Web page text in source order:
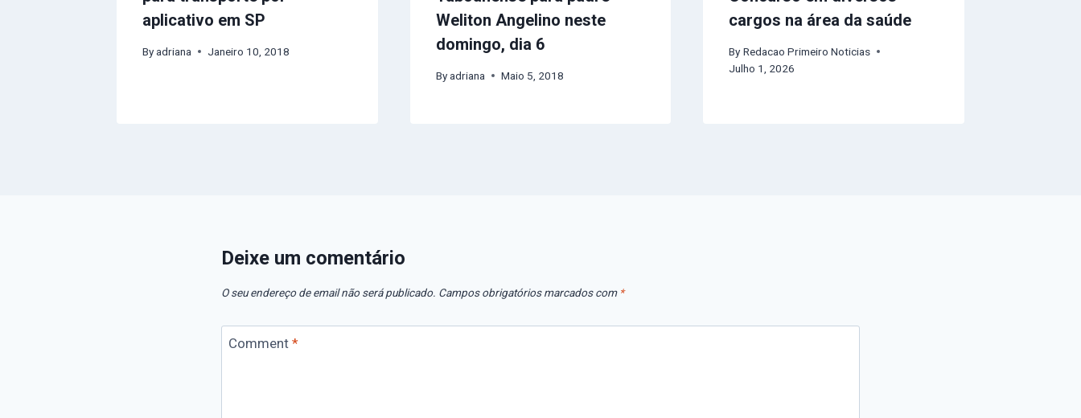
aplicativo em SP
Byadriana Janeiro 10, 2018
Weliton Angelino neste
domingo, dia 6
By adriana Maio 5, 2018
cargos na área da saúde
By Redacao Primeiro Noticias
Julho 1, 2026
Deixe um comentário
O seu endereço de email não será publicado. Campos obrigatórios marcados com *
Comment *